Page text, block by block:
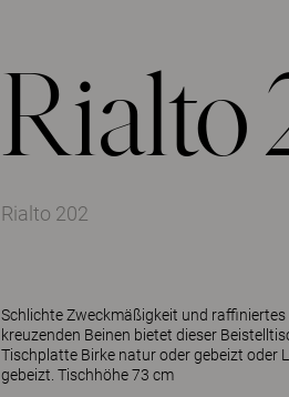
Rialto
Rialto 202
Schlichte Zweckmäßigkeit und
kreuzenden Beinen bietet dieser
Tischplatte Birke natur oder gebeizt oder
gebeizt. Tischhöhe 73 cm